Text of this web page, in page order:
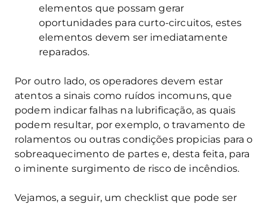
elementos que possam gerar
oportunidades para curto-circuitos, estes
elementos devem ser imediatamente
reparados.
Por outro lado, os operadores devem estar
atentos a sinais como ruídos incomuns, que
podem indicar falhas na lubrificação, as quais
podem resultar, por exemplo, o travamento de
rolamentos ou outras condições propicias para o
sobreaquecimento de partes e, desta feita, para
o iminente surgimento de risco de incêndios.
Vejamos, a seguir, um checklist que pode ser